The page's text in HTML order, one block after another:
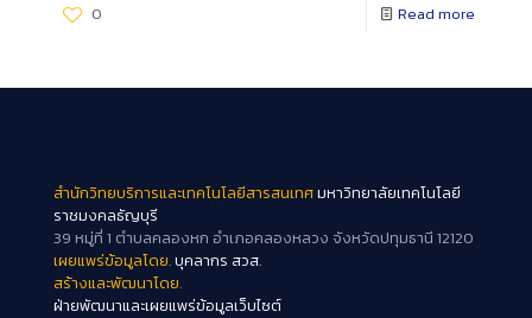
0 Read more
สำนักวิทยบริการและเทคโนโลยีสารสนเทศมหาวิทยาลัยเทคโนโลยี
ราชมงคลธัญบุรี
39 หมู่ที่ 1 ตำบลคลองหก อำเภอคลองหลวง จังหวัดปทุมธานี 12120
เผยแพร่ข้อมูลโดย.บุคลากร สวส.
สร้างและพัฒนาโดย.
ฝ่ายพัฒนาและเผยแพร่ข้อมูลเว็บไซต์